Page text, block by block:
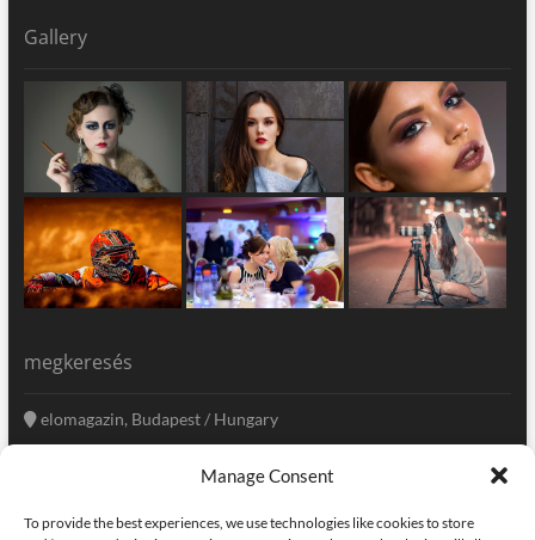
Manage Consent
To provide the best experiences, we use technologies like cookies to store
Gallery
megkeresés
elomagazin, Budapest / Hungary
elomagazin